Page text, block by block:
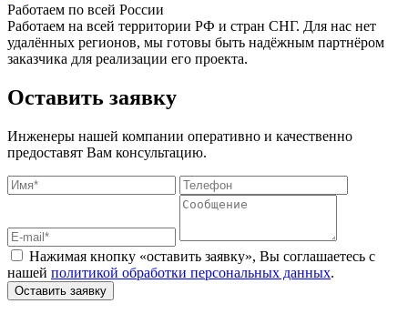
Работаем по всей России
Работаем на всей территории РФ и стран СНГ. Для нас нет
удалённых регионов, мы готовы быть надёжным партнёром
заказчика для реализации его проекта.
Оставить заявку
Инженеры нашей компании оперативно и качественно
предоставят Вам консультацию.
Нажимая кнопку «оставить заявку», Вы соглашаетесь с
нашей политикой обработки персональных данных.
Оставить заявку